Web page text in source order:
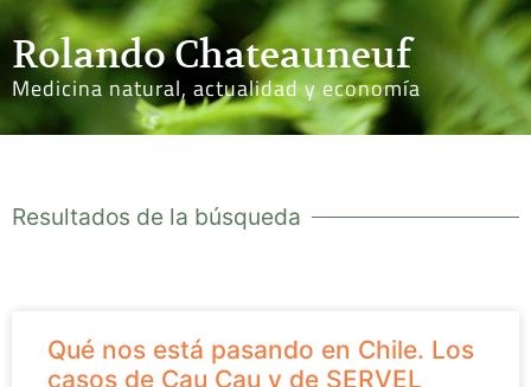
Rolando Chateauneuf
Medicina natural, actualidad y economía
Resultados de la búsqueda
Qué nos está pasando en Chile. Los
casos de Cau Cau y de SERVEL